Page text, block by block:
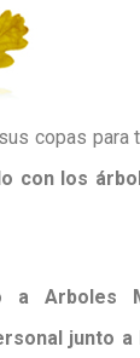
copas
con los
Arboles
junto